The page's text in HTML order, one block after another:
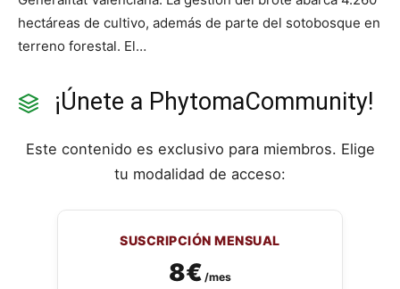
hectáreas de cultivo, además de parte del sotobosque en
terreno forestal. El…
¡Únete a PhytomaCommunity!
Este contenido es exclusivo para miembros. Elige
tu modalidad de acceso:
SUSCRIPCIÓN MENSUAL
8€ /mes